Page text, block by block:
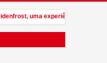
uma experiência que vale